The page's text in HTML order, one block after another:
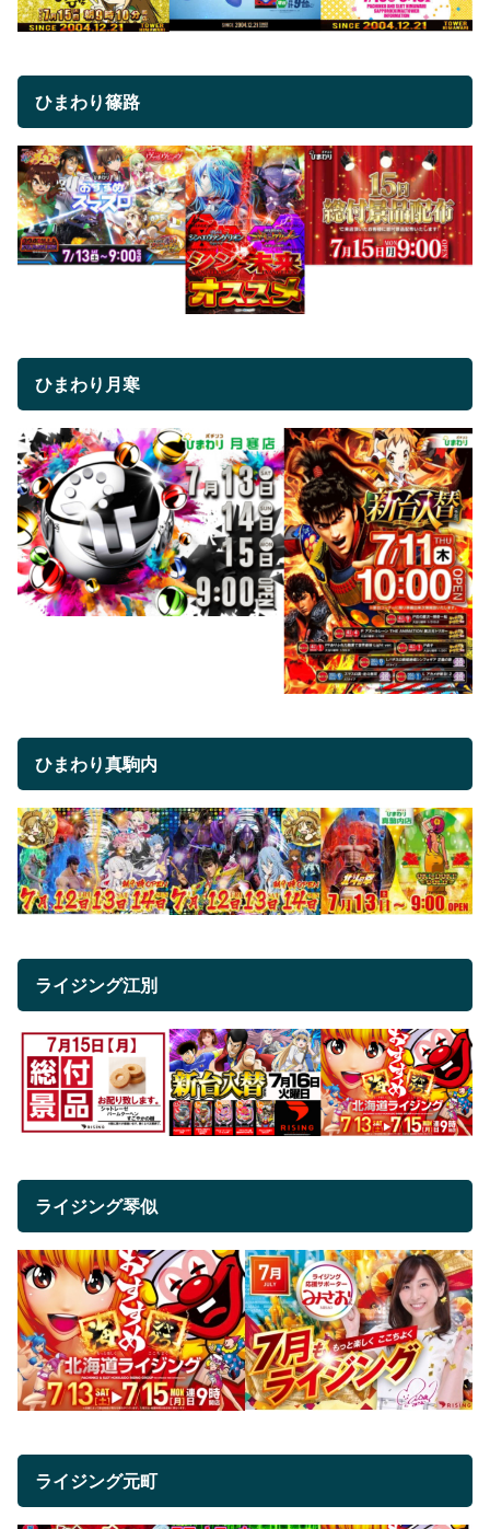
ひまわり篠路
ひまわり月寒
ひまわり真駒内
ライジング江別
ライジング琴似
ライジング元町